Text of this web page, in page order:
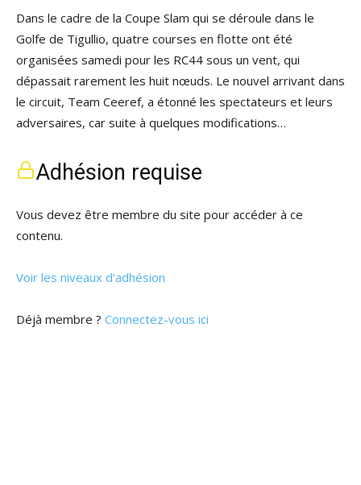
Dans le cadre de la Coupe Slam qui se déroule dans le
Golfe de Tigullio, quatre courses en flotte ont été
organisées samedi pour les RC44 sous un vent, qui
dépassait rarement les huit nœuds. Le nouvel arrivant dans
le circuit, Team Ceeref, a étonné les spectateurs et leurs
adversaires, car suite à quelques modifications…
Adhésion requise
Vous devez être membre du site pour accéder à ce
contenu.
Voir les niveaux d’adhésion
Déjà membre ? Connectez-vous ici